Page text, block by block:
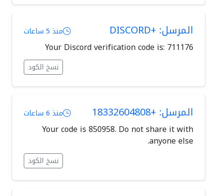
المرسل: +DISCORD منذ 5 ساعات
Your Discord verification code is: 711176
نسخ الكود
المرسل: +18332604808 منذ 6 ساعات
Your code is 850958. Do not share it with
anyone else.
نسخ الكود